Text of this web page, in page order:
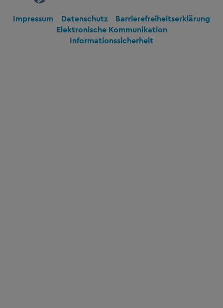
Impressum Datenschutz
Barrierefreiheitserklärung
Elektronische Kommunikation
Informationssicherheit